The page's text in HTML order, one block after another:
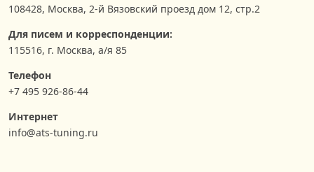
108428, Москва, 2-й Вязовский проезд дом 12, стр.2
Для писем и корреспонденции:
115516, г. Москва, а/я 85
Телефон
+7 495 926-86-44
Интернет
info@ats-tuning.ru